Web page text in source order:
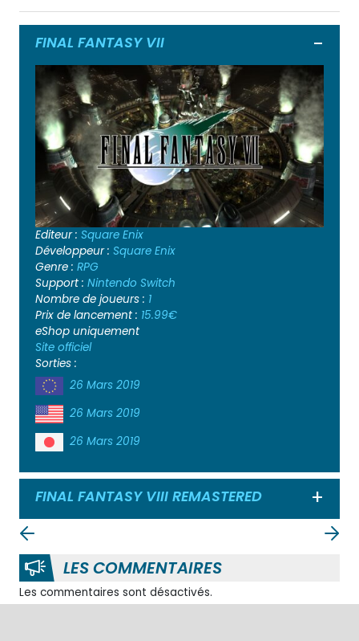
FINAL FANTASY VII
Editeur : Square Enix
Développeur : Square Enix
Genre : RPG
Support : Nintendo Switch
Nombre de joueurs : 1
Prix de lancement : 15.99€
eShop uniquement
Site officiel
Sorties :
26 Mars 2019
26 Mars 2019
26 Mars 2019
FINAL FANTASY VIII REMASTERED
LES COMMENTAIRES
Les commentaires sont désactivés.